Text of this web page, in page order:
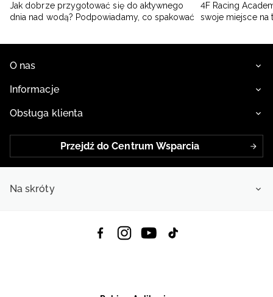
Jak dobrze przygotować się do aktywnego
dnia nad wodą? Podpowiadamy, co spakować
4F Racing
swoje miejsce na
O nas
Informacje
Obsługa klienta
Przejdź do Centrum Wsparcia
Na skróty